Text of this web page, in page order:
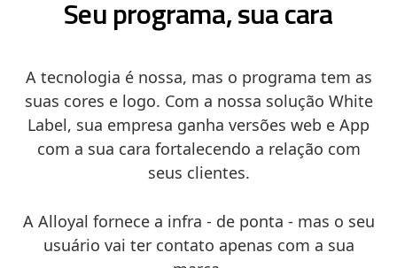
Seu programa, sua cara
A tecnologia é nossa, mas o programa tem as
suas cores e logo. Com a nossa solução White
Label, sua empresa ganha versões web e App
com a sua cara fortalecendo a relação com
seus clientes.
A Alloyal fornece a infra - de ponta - mas o seu
usuário vai ter contato apenas com a sua